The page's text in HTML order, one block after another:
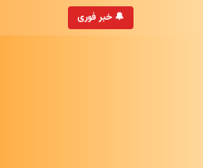
🔔 خبر فوری
• به‌روزترین خبرگزاری ایرانی